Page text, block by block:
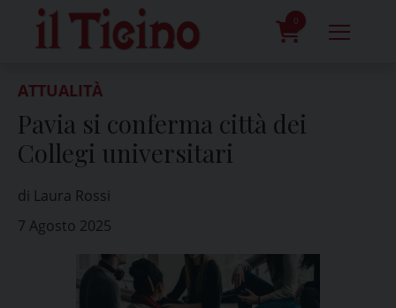
content
0
ATTUALITÀ
Pavia si conferma città dei
Collegi universitari
di Laura Rossi
7 Agosto 2025